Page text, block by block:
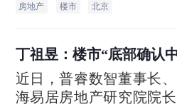
房地产 楼市 北京
丁祖昱：楼市“底部确认
升
近日，普睿数智董事长
海易居房地产研究院院